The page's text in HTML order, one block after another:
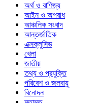
অর্থ ও বাণিজ্য
আইন ও অপরাধ
আঞ্চলিক সংবাদ
আন্তর্জাতিক
এক্সক্লুসিভ
খেলা
জাতীয়
তথ্য ও প্রযুক্তি
পরিবেশ ও জলবায়ু
বিনোদন